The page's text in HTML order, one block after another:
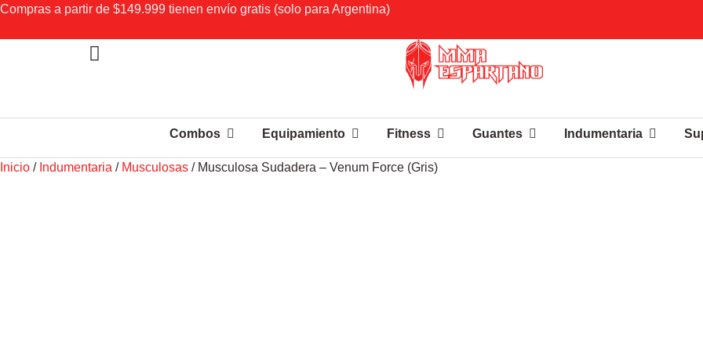
Compras a partir de $149.999 tienen envío gratis (solo para Argentina)
Combos Equipamiento Fitness Guantes Indumentaria
Inicio / Indumentaria / Musculosas / Musculosa Sudadera – Venum Force (Gris)